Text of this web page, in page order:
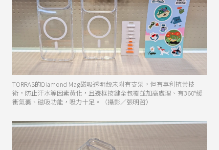
TORRAS的Diamond Mag磁吸透明殼未附有支架，但有專利抗黃技
術，防止汗水等因素黃化，且邊框按鍵全包覆並加高處理、有360°緩
衝氣囊、磁吸功能，吸力十足。（攝影／張明哲）